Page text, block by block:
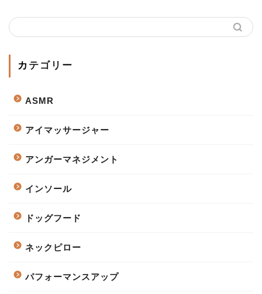
カテゴリー
ASMR
アイマッサージャー
アンガーマネジメント
インソール
ドッグフード
ネックピロー
パフォーマンスアップ